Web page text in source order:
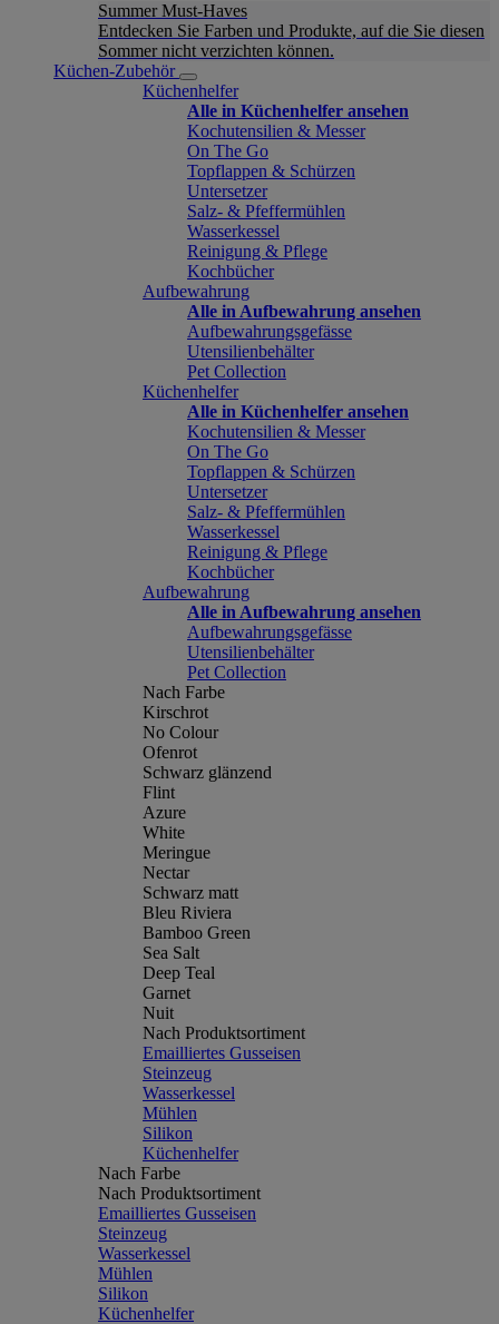
Summer Must-Haves
Entdecken Sie Farben und Produkte, auf die Sie diesen
Sommer nicht verzichten können.
Küchen-Zubehör
Küchenhelfer
Alle in Küchenhelfer ansehen
Kochutensilien & Messer
On The Go
Topflappen & Schürzen
Untersetzer
Salz- & Pfeffermühlen
Wasserkessel
Reinigung & Pflege
Kochbücher
Aufbewahrung
Alle in Aufbewahrung ansehen
Aufbewahrungsgefässe
Utensilienbehälter
Pet Collection
Küchenhelfer
Alle in Küchenhelfer ansehen
Kochutensilien & Messer
On The Go
Topflappen & Schürzen
Untersetzer
Salz- & Pfeffermühlen
Wasserkessel
Reinigung & Pflege
Kochbücher
Aufbewahrung
Alle in Aufbewahrung ansehen
Aufbewahrungsgefässe
Utensilienbehälter
Pet Collection
Nach Farbe
Kirschrot
No Colour
Ofenrot
Schwarz glänzend
Flint
Azure
White
Meringue
Nectar
Schwarz matt
Bleu Riviera
Bamboo Green
Sea Salt
Deep Teal
Garnet
Nuit
Nach Produktsortiment
Emailliertes Gusseisen
Steinzeug
Wasserkessel
Mühlen
Silikon
Küchenhelfer
Nach Farbe
Nach Produktsortiment
Emailliertes Gusseisen
Steinzeug
Wasserkessel
Mühlen
Silikon
Küchenhelfer